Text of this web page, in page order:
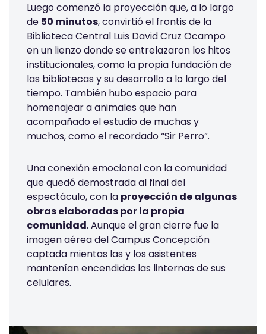
Luego comenzó la proyección que, a lo largo
de 50 minutos, convirtió el frontis de la
Biblioteca Central Luis David Cruz Ocampo
en un lienzo donde se entrelazaron los hitos
institucionales, como la propia fundación de
las bibliotecas y su desarrollo a lo largo del
tiempo. También hubo espacio para
homenajear a animales que han
acompañado el estudio de muchas y
muchos, como el recordado “Sir Perro”.
Una conexión emocional con la comunidad
que quedó demostrada al final del
espectáculo, con la proyección de algunas
obras elaboradas por la propia
comunidad. Aunque el gran cierre fue la
imagen aérea del Campus Concepción
captada mientas las y los asistentes
mantenían encendidas las linternas de sus
celulares.